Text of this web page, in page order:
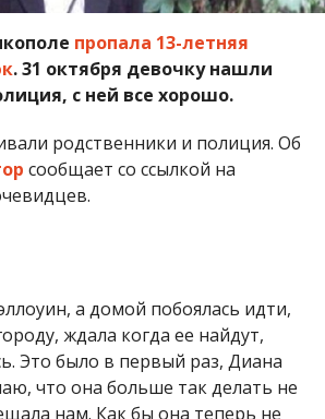
пропала 13-летняя
. 31 октября девочку нашли
с ней все хорошо.
родственники и полиция. Об
сообщает со ссылкой на
а домой побоялась идти,
ждала когда ее найдут,
Это было в первый раз, Диана
что она больше так делать не
нам. Как бы она теперь не